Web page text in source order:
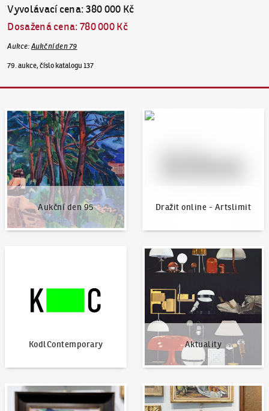
Vyvolávací cena:380 000 Kč
Dosažená cena:780 000 Kč
Aukce: Aukční den 79
79. aukce, číslo katalogu 137
Aukční den 95
Aukční den 95
Dražit online - Artslimit
Dražit online - Artslimit
KodlContemporary Aktuality
Aktuality
Jak dražit? Nabídnout dílo